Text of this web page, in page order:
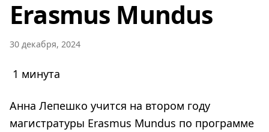
Erasmus Mundus
30 декабря, 2024
1 минута
Анна Лепешко учится на втором году
магистратуры Erasmus Mundus по программе